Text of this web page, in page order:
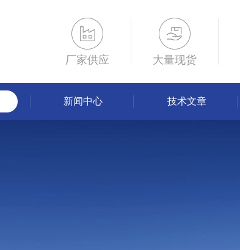
厂家供应 大量现货
新闻中心 技术文章